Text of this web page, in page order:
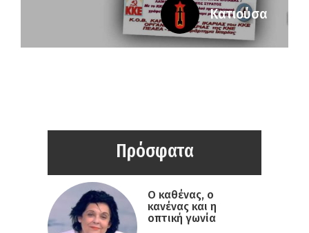
Κατιούσα
Πρόσφατα
Ο καθένας, ο
κανένας και η
οπτική γωνία